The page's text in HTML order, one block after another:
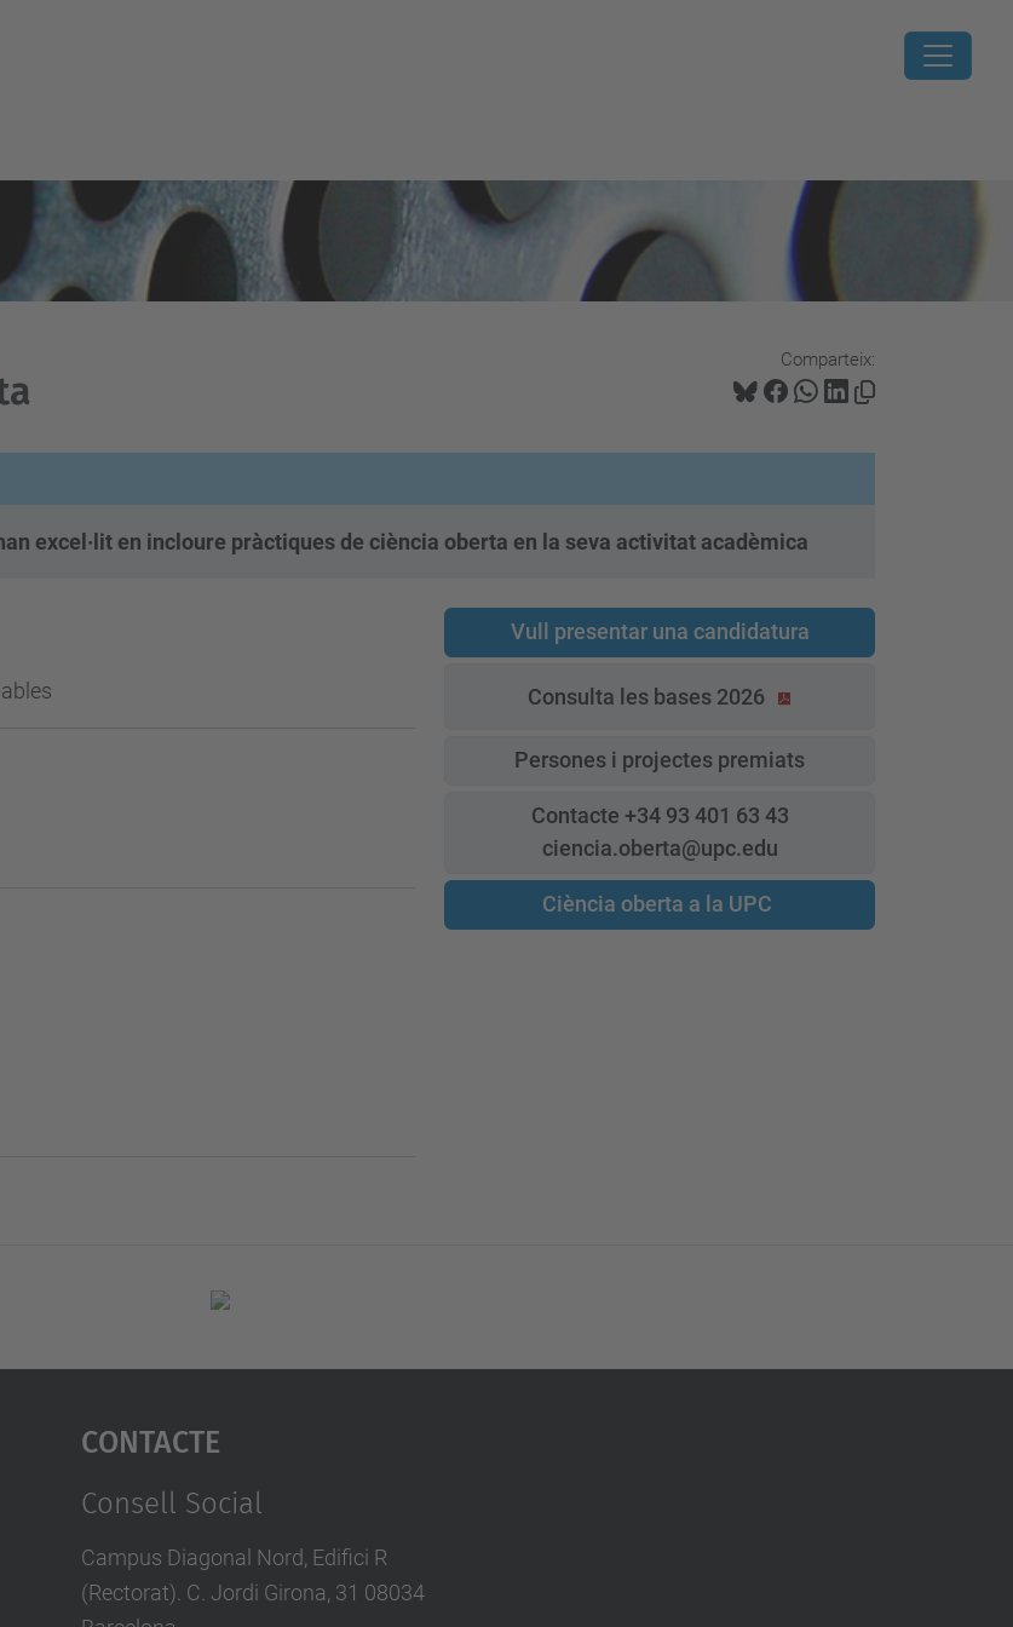
Comparteix:
excel·lit en incloure pràctiques de ciència oberta en la seva activitat acadèmica
Vull presentar una candidatura
Consulta les bases 2026
Persones i projectes premiats
Contacte +34 93 401 63 43
ciencia.oberta@upc.edu
Ciència oberta a la UPC
Contacte
Consell Social
Campus Diagonal Nord, Edifici R
(Rectorat). C. Jordi Girona, 31 08034